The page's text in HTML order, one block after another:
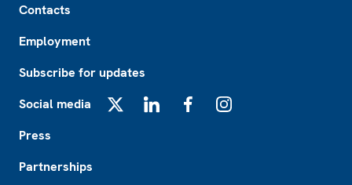
Contacts
Employment
Subscribe for updates
Social media
Press
Partnerships